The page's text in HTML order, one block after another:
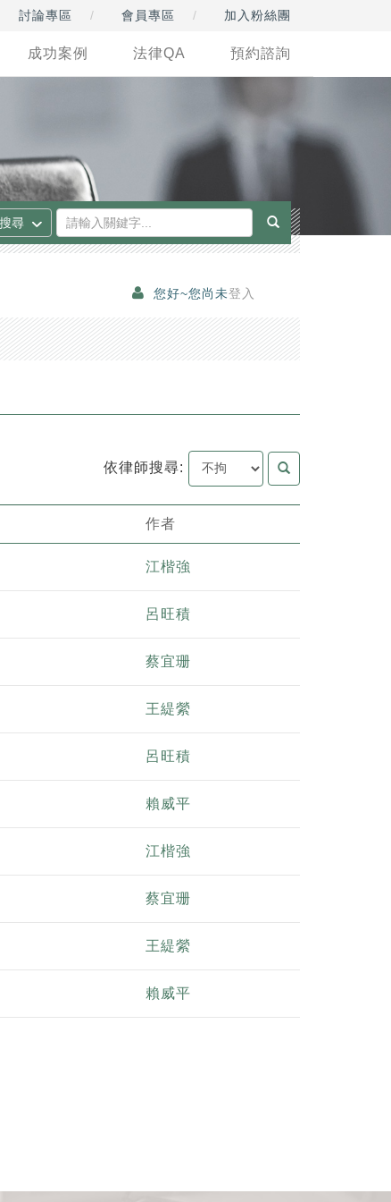
討論專區 會員專區 加入粉絲團
成功案例 法律QA 預約諮詢
您好~您尚未登入
依律師搜尋:
作者
江楷強
呂旺積
蔡宜珊
王緹縈
呂旺積
賴威平
江楷強
蔡宜珊
王緹縈
賴威平